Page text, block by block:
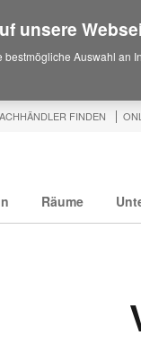
FINDEN
Räume
unsere
Auswahl an